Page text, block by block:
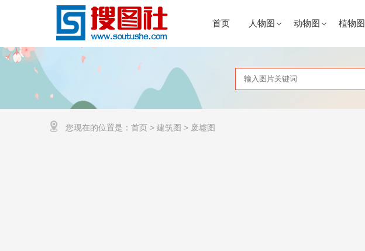
首页 人物图 动物图 植物图
您现在的位置是： 首页 > 建筑图 > 废墟图